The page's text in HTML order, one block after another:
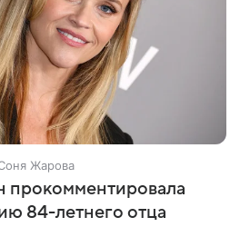
Жарова
прокомментировала
84-летнего отца